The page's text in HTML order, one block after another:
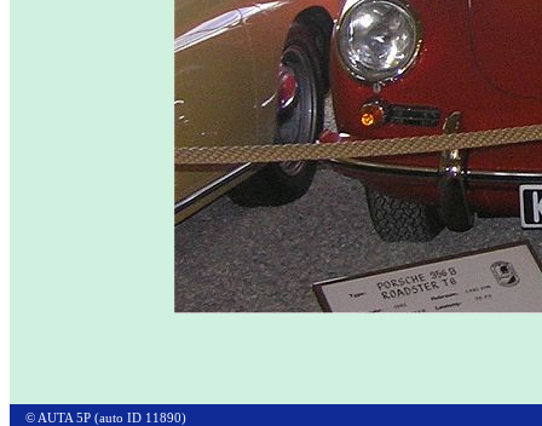
© AUTA 5P (auto ID 11890)